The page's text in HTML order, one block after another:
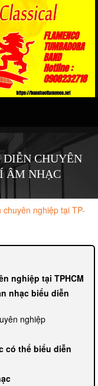
DIỄN CHUYÊN
ÂM NHẠC
nghiệp tại TP-
nghiệp tại TPHCM
nhạc biểu diễn
nghiệp
có thể biểu diễn